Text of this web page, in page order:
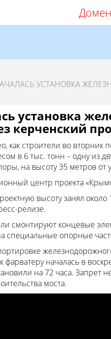
УСТАНОВКА
установка
керченский
как строители во вторник
в 6 тыс. тонн – одну из
на высоту 35 метров от
центр проекта
высоту занял около
релизе.
смонтируют концевые
специальные опорные
началась в
на 72 часа. Запрет
моста.